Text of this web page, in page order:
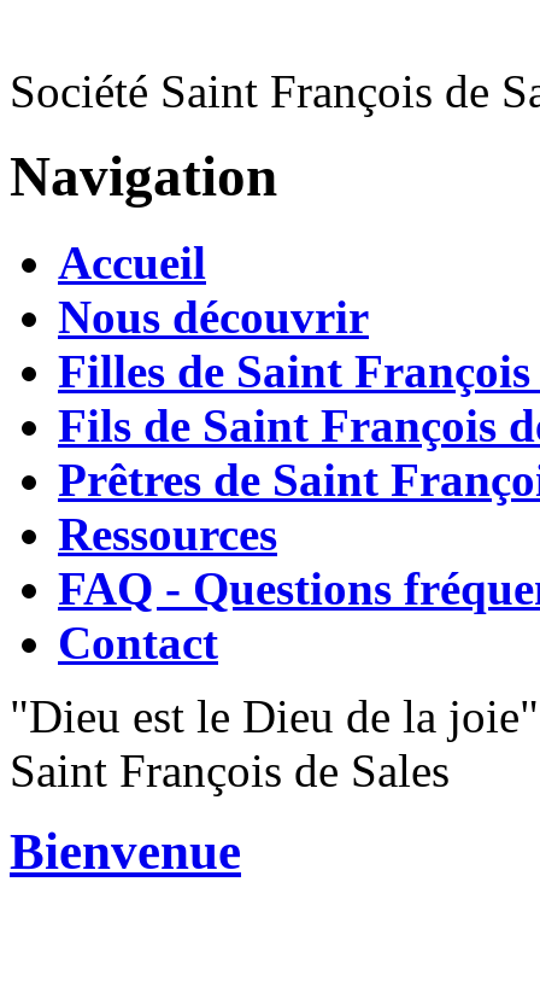
Société Saint François de
Navigation
Accueil
Nous découvrir
Filles de Saint François
Fils de Saint François
Prêtres de Saint
Ressources
FAQ - Questions
Contact
"Dieu est le Dieu de la joie"
Saint François de Sales
Bienvenue